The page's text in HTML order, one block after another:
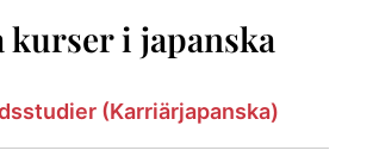
kurser i japanska
(Karriärjapanska)